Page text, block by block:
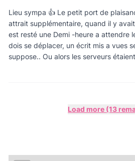
Lieu sympa 👍 Le petit port de
attrait supplémentaire, quand il y
est resté une Demi -heure a attendre
dois se déplacer, un écrit mis a vues
suppose.. Ou alors les serveurs
Load more (13